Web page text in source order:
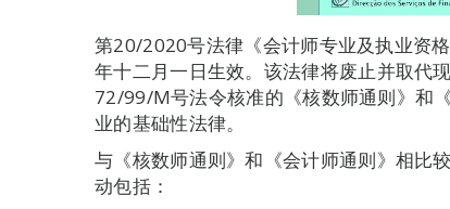
第20/2020号法律《会计师专业及执业资
年十二月一日生效。该法律将废止并取代
72/99/M号法令核准的《核数师通则》和
业的基础性法律。
与《核数师通则》和《会计师通则》相比
动包括：